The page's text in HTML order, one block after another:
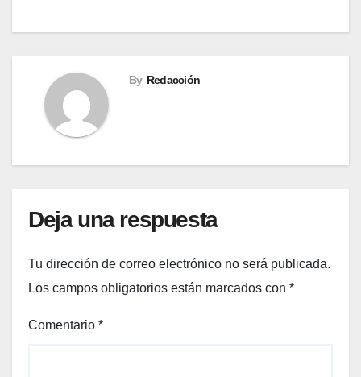
By Redacción
Deja una respuesta
Tu dirección de correo electrónico no será publicada.
Los campos obligatorios están marcados con *
Comentario *